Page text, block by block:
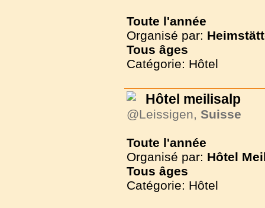
Toute l'année
Organisé par:
Tous âges
Catégorie: Hôtel
Hôtel meilisalp
@Leissigen, Suisse
Toute l'année
Organisé par: Hôtel
Tous âges
Catégorie: Hôtel